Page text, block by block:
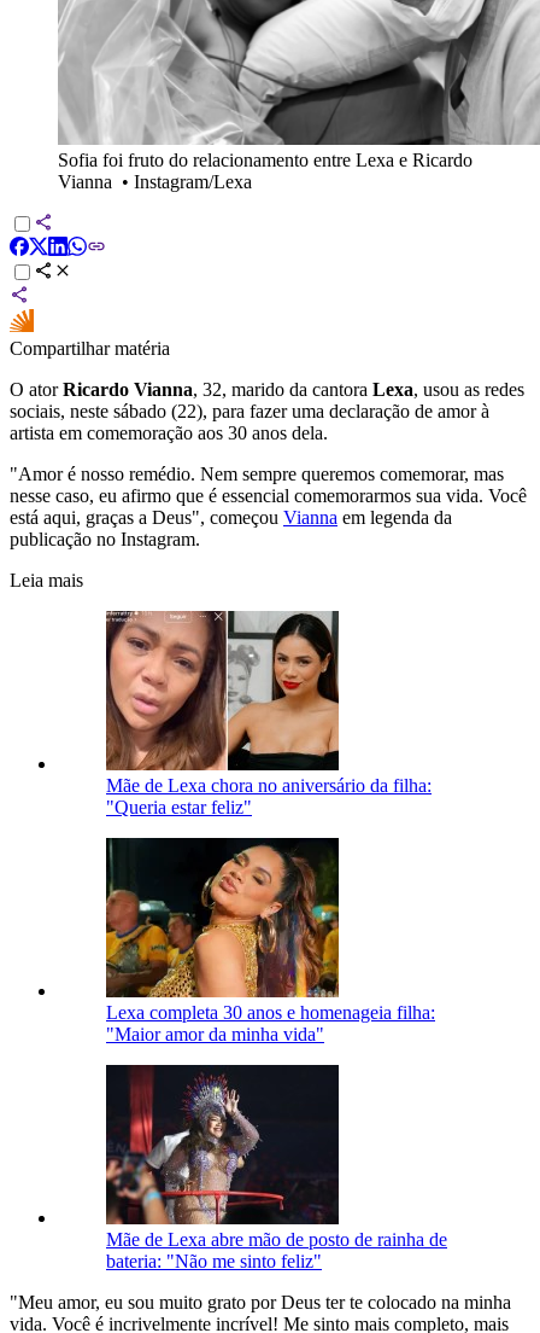
Sofia foi fruto do relacionamento entre Lexa e Ricardo
Vianna • Instagram/Lexa
Compartilhar matéria
O atorRicardo Vianna, 32, marido da cantora Lexa, usou as redes
sociais, neste sábado (22), para fazer uma declaração de amor à
artista em comemoração aos 30 anos dela.
"Amor é nosso remédio. Nem sempre queremos comemorar, mas
nesse caso, eu afirmo que é essencial comemorarmos sua vida. Você
está aqui, graças a Deus", começou Vianna em legenda da
publicação no Instagram.
Leia mais
Mãe de Lexa chora no aniversário da filha:
"Queria estar feliz"
Lexa completa 30 anos e homenageia filha:
"Maior amor da minha vida"
Mãe de Lexa abre mão de posto de rainha de
bateria: "Não me sinto feliz"
"Meu amor, eu sou muito grato por Deus ter te colocado na minha
vida. Você é incrivelmente incrível! Me sinto mais completo, mais